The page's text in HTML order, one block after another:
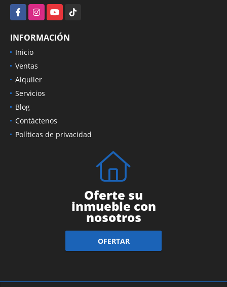
FacebookInstagramYouTubeTikTok
INFORMACIÓN
Inicio
Ventas
Alquiler
Servicios
Blog
Contáctenos
Políticas de privacidad
Oferte su
inmueble con
nosotros
OFERTAR